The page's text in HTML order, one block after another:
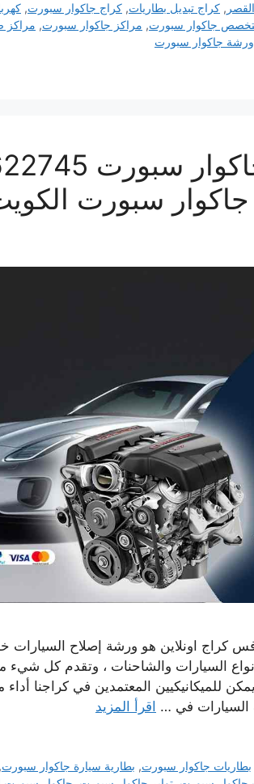
, كراج تبديل بطاريات, كراج جاكوار سبورت,
جاكوار سبورت, مراكز جاكوار سبورت, مراكز
ورشة جاكوار سبورت
كراج ميكانيكي سيارة
سبورت
كراج اونلاين هو ورشة إصلاح السيارات
السيارات والشاحنات ، وتقدم كل شيء
للميكانيكيين المعتمدين في كراجنا
في … اقرأ المزيد
بطاريات جاكوار سبورت, بطارية سيارة جاكوار سبورت